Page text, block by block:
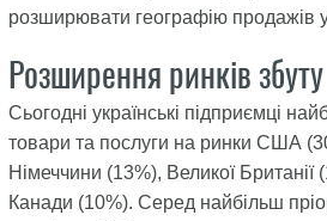
розширювати географію продажів
Розширення ринків збуту
Сьогодні українські підприємці
товари та послуги на ринки США
Німеччини (13%), Великої Британії
Канади (10%). Серед найбільш